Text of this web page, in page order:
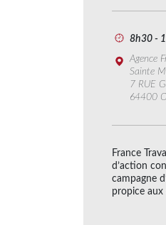
8h30 -
Agence
Sainte
7 RUE
64400
France
d’action
campagne
propice aux